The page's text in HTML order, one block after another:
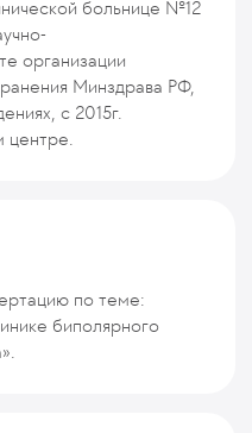
больнице №12
организации
Минздрава РФ,
с 2015г.
центре.
по теме:
биполярного